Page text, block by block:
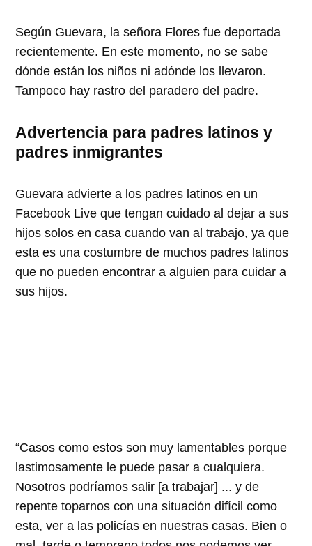
Según Guevara, la señora Flores fue deportada
recientemente. En este momento, no se sabe
dónde están los niños ni adónde los llevaron.
Tampoco hay rastro del paradero del padre.
Advertencia para padres latinos y
padres inmigrantes
Guevara advierte a los padres latinos en un
Facebook Live que tengan cuidado al dejar a sus
hijos solos en casa cuando van al trabajo, ya que
esta es una costumbre de muchos padres latinos
que no pueden encontrar a alguien para cuidar a
sus hijos.
Casos como estos son muy lamentables porque
lastimosamente le puede pasar a cualquiera.
Nosotros podríamos salir [a trabajar] ... y de
repente toparnos con una situación difícil como
esta, ver a las policías en nuestras casas. Bien o